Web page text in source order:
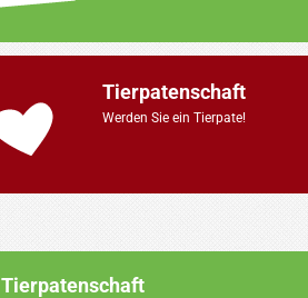
Tierpatenschaft
Werden Sie ein Tierpate!
Tierpatenschaft